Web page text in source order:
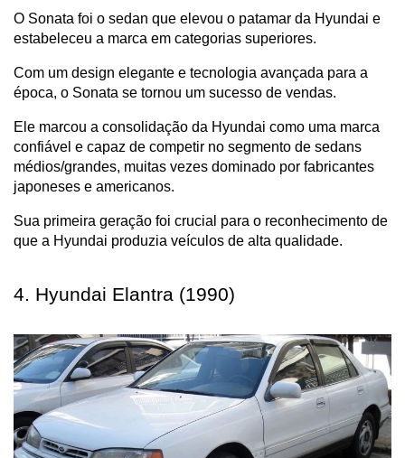
O Sonata foi o sedan que elevou o patamar da Hyundai e
estabeleceu a marca em categorias superiores.
Com um design elegante e tecnologia avançada para a
época, o Sonata se tornou um sucesso de vendas.
Ele marcou a consolidação da Hyundai como uma marca
confiável e capaz de competir no segmento de sedans
médios/grandes, muitas vezes dominado por fabricantes
japoneses e americanos.
Sua primeira geração foi crucial para o reconhecimento de
que a Hyundai produzia veículos de alta qualidade.
4. Hyundai Elantra (1990)